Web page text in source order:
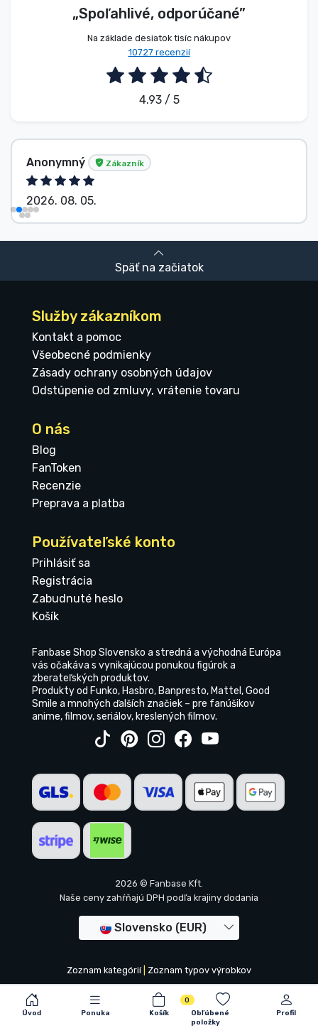
Úvod Ponuka Košík
0
Obľúbené
položky
Profil
„Spoľahlivé, odporúčané”
Na základe desiatok tisíc nákupov
10727 recenzií
4.93 / 5
Anonymný Zákazník
2026. 08. 05.
Späť na začiatok
Služby zákazníkom
Kontakt a pomoc
Všeobecné podmienky
Zásady ochrany osobných údajov
Odstúpenie od zmluvy, vrátenie tovaru
O nás
Blog
FanToken
Recenzie
Preprava a platba
Používateľské konto
Prihlásiť sa
Registrácia
Zabudnuté heslo
Košík
Fanbase Shop Slovensko a stredná a východná Európa
vás očakáva s vynikajúcou ponukou figúrok a
zberateľských produktov.
Produkty od Funko, Hasbro, Banpresto, Mattel, Good
Smile a mnohých ďalších značiek – pre fanúšikov
anime, filmov, seriálov, kreslených filmov.
2026 © Fanbase Kft.
Naše ceny zahŕňajú DPH podľa krajiny dodania
Slovensko (EUR)
Zoznam kategórií| Zoznam typov výrobkov